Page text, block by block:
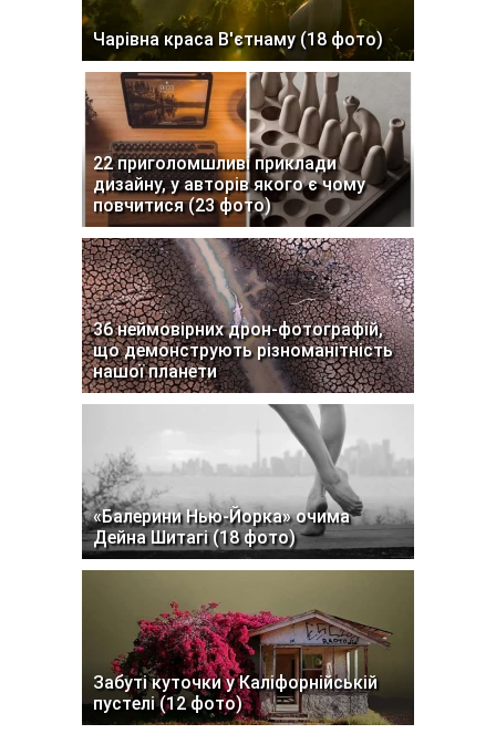
Чарівна краса В'єтнаму (18 фото)
22 приголомшливі приклади
дизайну, у авторів якого є чому
повчитися (23 фото)
36 неймовірних дрон-фотографій,
що демонструють різноманітність
нашої планети
«Балерини Нью-Йорка» очима
Дейна Шитагі (18 фото)
Забуті куточки у Каліфорнійській
пустелі (12 фото)